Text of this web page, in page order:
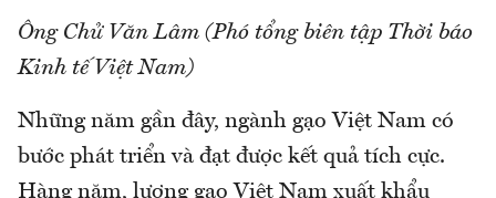
Ông Chử Văn Lâm (Phó tổng biên tập Thời báo
Kinh tế Việt Nam)
Những năm gần đây, ngành gạo Việt Nam có
bước phát triển và đạt được kết quả tích cực.
Hàng năm, lượng gạo Việt Nam xuất khẩu